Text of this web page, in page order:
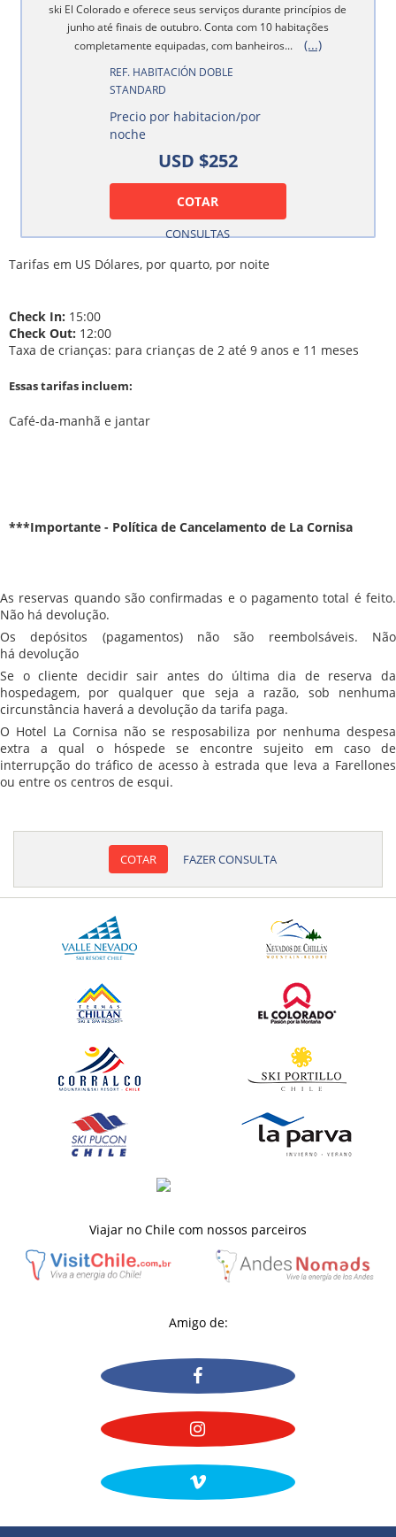
ski El Colorado e oferece seus serviços durante princípios de
junho até finais de outubro. Conta com 10 habitações
completamente equipadas, com banheiros...
(...)
REF. HABITACIÓN DOBLE
STANDARD
Precio por habitacion/por
noche
USD $252
COTAR
CONSULTAS
Tarifas em US Dólares, por quarto, por noite
Check In: 15:00
Check Out: 12:00
Taxa de crianças: para crianças de 2 até 9 anos e 11 meses
Essas tarifas incluem:
Café-da-manhã e jantar
***Importante - Política de Cancelamento de La Cornisa
As reservas quando são confirmadas e o pagamento total é feito.
Não há devolução.
Os depósitos (pagamentos) não são reembolsáveis. Não
há devolução
Se o cliente decidir sair antes do última dia de reserva da
hospedagem, por qualquer que seja a razão, sob nenhuma
circunstância haverá a devolução da tarifa paga.
O Hotel La Cornisa não se resposabiliza por nenhuma despesa
extra a qual o hóspede se encontre sujeito em caso de
interrupção do tráfico de acesso à estrada que leva a Farellones
ou entre os centros de esqui.
COTAR FAZER CONSULTA
Viajar no Chile com nossos parceiros
Amigo de: